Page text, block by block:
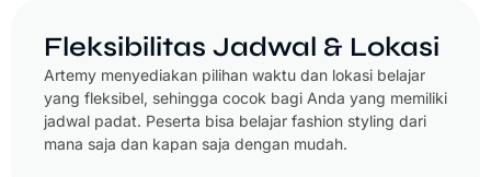
Fleksibilitas Jadwal & Lokasi
Artemy menyediakan pilihan waktu dan lokasi belajar
yang fleksibel, sehingga cocok bagi Anda yang memiliki
jadwal padat. Peserta bisa belajar fashion styling dari
mana saja dan kapan saja dengan mudah.